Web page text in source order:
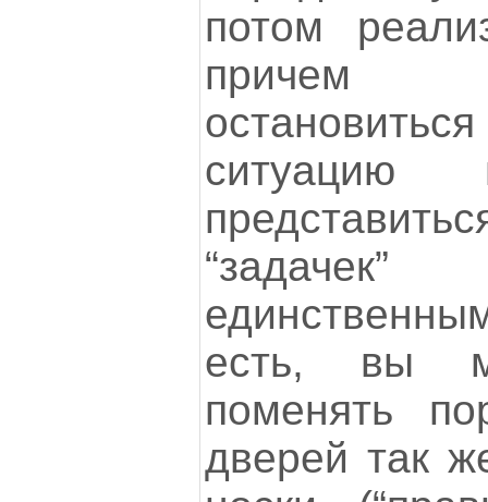
потом
причем
есть, вы
поменять
дверей так